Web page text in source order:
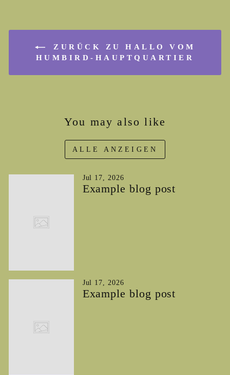
ZURÜCK ZU HALLO VOM
HUMBIRD-HAUPTQUARTIER
You may also like
ALLE ANZEIGEN
Jul 17, 2026
Example blog post
Jul 17, 2026
Example blog post